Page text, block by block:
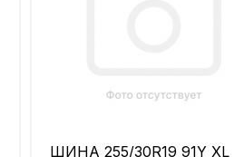
ШИНА 255/30R19 91Y XL